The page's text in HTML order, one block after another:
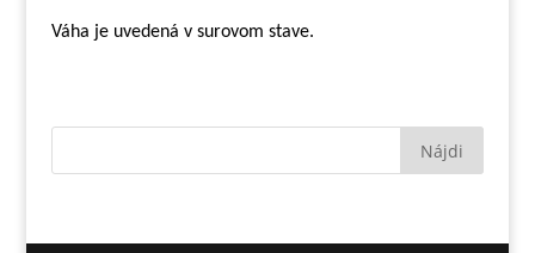
Váha je uvedená v surovom stave.